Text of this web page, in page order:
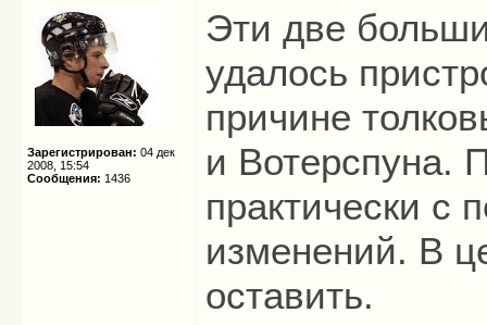
Зарегистрирован: 04 дек
2008, 15:54
Сообщения: 1436
Эти две
удалось
причине
и Вотерспуна.
практически с
изменений. В
оставить.